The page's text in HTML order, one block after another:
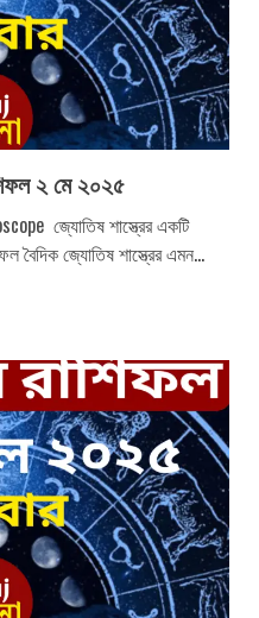
২ মে ২০২৫
জ্যোতিষ শাস্ত্রের একটি
বৈদিক জ্যোতিষ শাস্ত্রের এমন...